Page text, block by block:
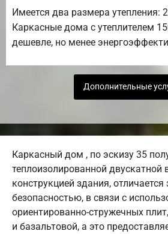
Имеется два размера
Каркасные дома с утеплителем
дешевле, но менее
Дополнительные
Каркасный дом , по эскизу 35
теплоизолированной двускатной
конструкцией здания, отличается
безопасностью, в связи с
ориентированно-стружечных
и базальтовой, а это